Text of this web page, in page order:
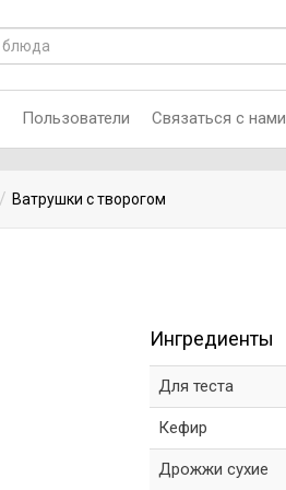
Пользователи Связаться с нами
Ватрушки с творогом
Ингредиенты
Для теста
Кефир
Дрожжи сухие